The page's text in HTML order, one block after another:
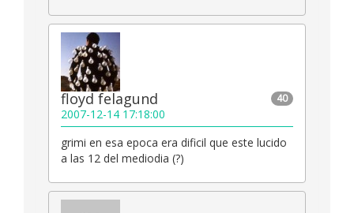
40
floyd felagund
2007-12-14 17:18:00
grimi en esa epoca era dificil que este lucido
a las 12 del mediodia (?)